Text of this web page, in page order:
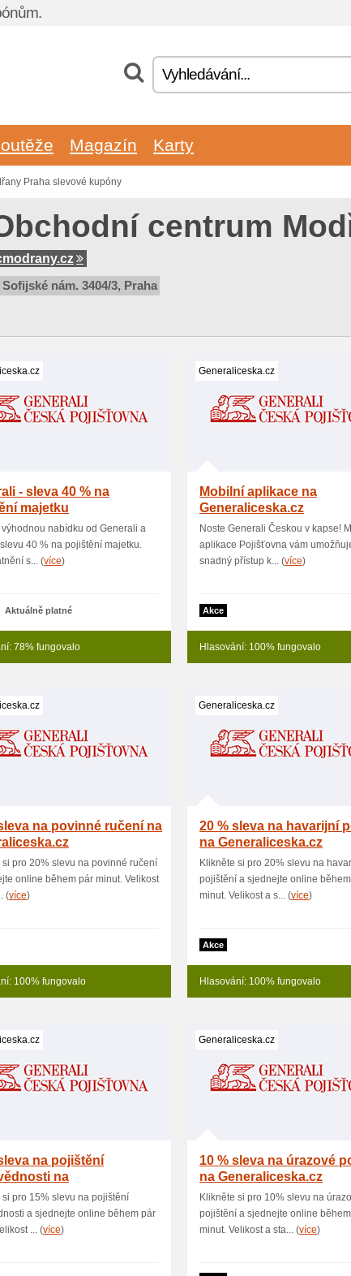
Magazín Karty
Praha slevové kupóny
centrum
nám. 3404/3, Praha
- sleva 40 % na
majetku
nabídku od Generali a
40 % na pojištění majetku.
s... (více)
Aktuálně platné
78% fungovalo
Generaliceska.cz
Mobilní aplikace na
Generaliceska.cz
Noste Generali Českou v kapse!
aplikace Pojišťovna vám
snadný přístup k... (více)
Akce
Hlasování: 100% fungovalo
na povinné ručení na
si pro 20% slevu na povinné ručení
online během pár minut. Velikost
(více)
100% fungovalo
Generaliceska.cz
20 % sleva na havarijní
na Generaliceska.cz
Klikněte si pro 20% slevu na
pojištění a sjednejte online
minut. Velikost a s... (více)
Akce
Hlasování: 100% fungovalo
na pojištění
na
si pro 15% slevu na pojištění
a sjednejte online během pár
... (více)
Generaliceska.cz
10 % sleva na úrazové
na Generaliceska.cz
Klikněte si pro 10% slevu na
pojištění a sjednejte online
minut. Velikost a sta... (více)